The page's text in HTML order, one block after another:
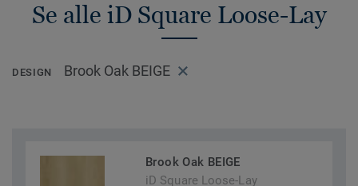
Se alle iD Square Loose-Lay
DESIGN Brook Oak BEIGE
Brook Oak BEIGE
iD Square Loose-Lay